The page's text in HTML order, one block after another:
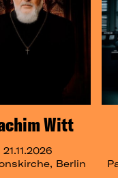
Witt
21.11.2026
Berlin